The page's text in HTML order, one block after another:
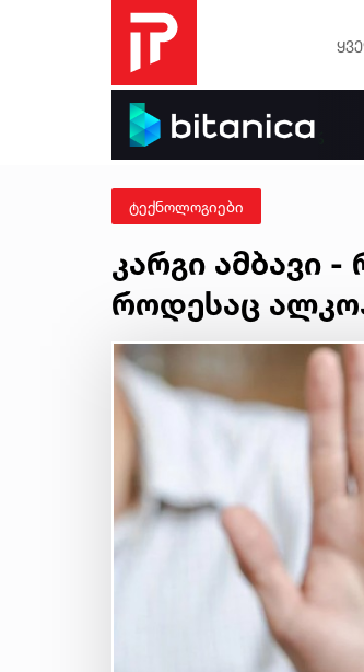
ტექნოლოგიები
კარგი ამბავი
როდესაც